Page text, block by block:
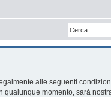
alle seguenti
qualunque momento, sarà